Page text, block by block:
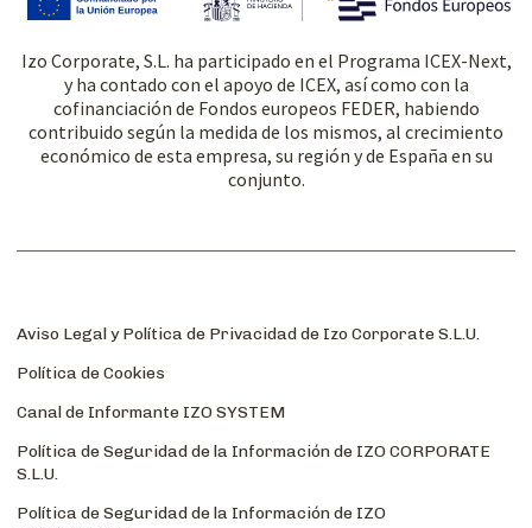
Izo Corporate, S.L. ha participado en el Programa ICEX-Next,
y ha contado con el apoyo de ICEX, así como con la
cofinanciación de Fondos europeos FEDER, habiendo
contribuido según la medida de los mismos, al crecimiento
económico de esta empresa, su región y de España en su
conjunto.
Aviso Legal y Política de Privacidad de Izo Corporate S.L.U.
Política de Cookies
Canal de Informante IZO SYSTEM
Política de Seguridad de la Información de IZO CORPORATE
S.L.U.
Política de Seguridad de la Información de IZO